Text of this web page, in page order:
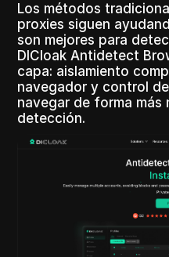
Los métodos
proxies siguen
son mejores para
DICloak Antidetect
capa: aislamiento
navegador y control
navegar de forma más
detección.